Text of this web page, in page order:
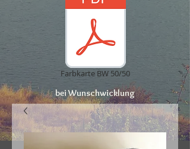
Farbkarte BW 50/50
bei Wunschwicklung